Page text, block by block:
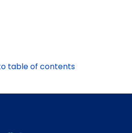
table of contents